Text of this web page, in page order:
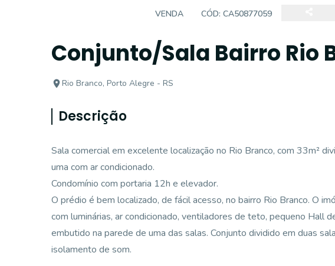
VENDA CÓD: CA50877059
Conjunto/Sala Bairro Rio
Rio Branco, Porto Alegre - RS
Descrição
Sala comercial em excelente localização no Rio Branco, com 33m²
uma com ar condicionado.
Condomínio com portaria 12h e elevador.
O prédio é bem localizado, de fácil acesso, no bairro Rio Branco. O
com luminárias, ar condicionado, ventiladores de teto, pequeno Hall
embutido na parede de uma das salas. Conjunto dividido em duas
isolamento de som.